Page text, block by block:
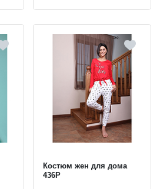
Костюм жен для дома
436Р